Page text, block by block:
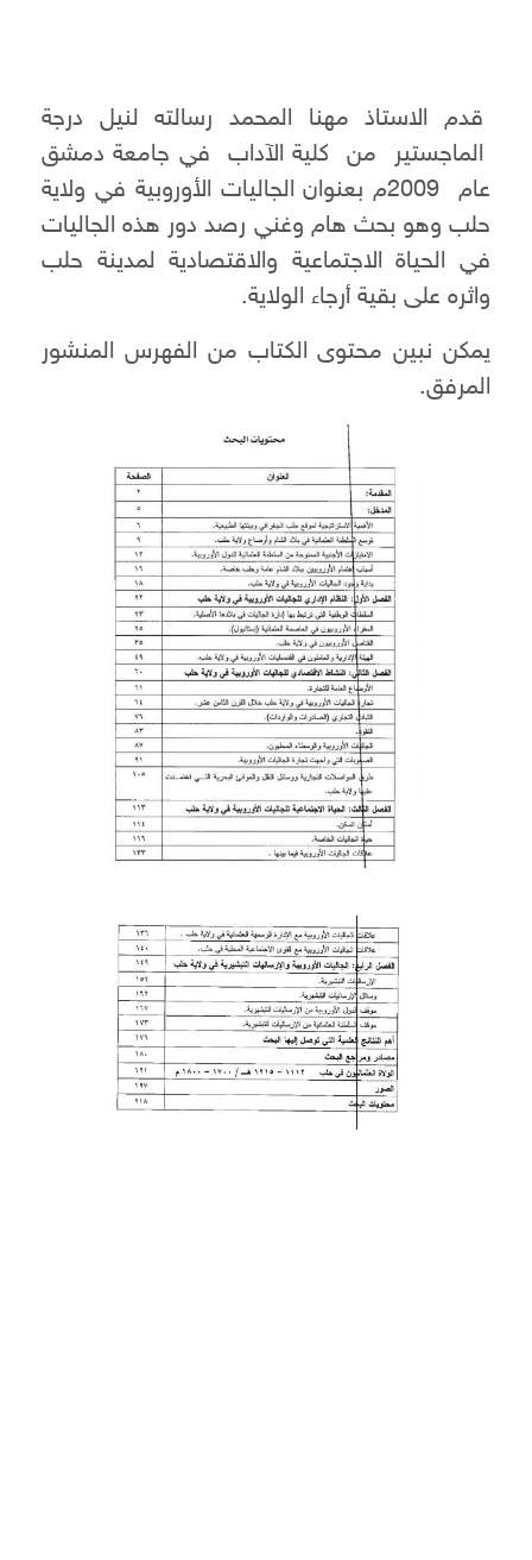
قدم الاستاذ مهنا المحمد رسالته لنيل درجة
الماجستير من كلية الآداب في جامعة دمشق
عام 2009م بعنوان الجاليات الأوروبية في ولاية
حلب وهو بحث هام وغني رصد دور هذه الجاليات
في الحياة الاجتماعية والاقتصادية لمدينة حلب
واثره على بقية أرجاء الولاية.
يمكن نبين محتوى الكتاب من الفهرس المنشور
المرفق.